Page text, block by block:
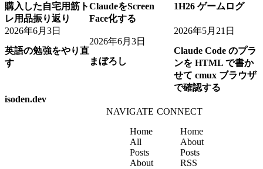
購入した自宅用筋ト
レ用品振り返り
ClaudeをScreen
Face化する
1H26 ゲームログ
2026年6月3日
英語の勉強をやり直
す
2026年6月3日
まぼろし
2026年5月21日
Claude Code のプラ
ンを HTML で書か
せて cmux ブラウザ
で確認する
isoden.dev
NAVIGATE
Home
All
Posts
About
CONNECT
Home
About
Posts
RSS